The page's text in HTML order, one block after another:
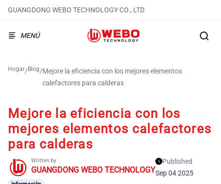
GUANGDONG WEBO TECHNOLOGY CO., LTD
MENÚ
Hogar/Blog/Mejore la eficiencia con los mejores elementos
calefactores para calderas
Mejore la eficiencia con los
mejores elementos calefactores
para calderas
Written by
GUANGDONG WEBO TECHNOLOGY
Published
Sep 04 2025